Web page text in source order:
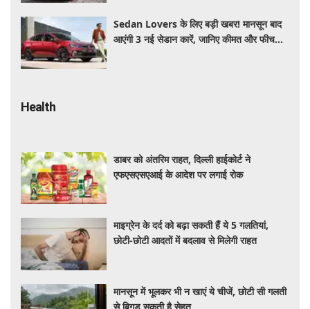
Sedan Lovers के लिए बड़ी खबर! मानसून बाद
आएंगी 3 नई सेडान कारें, जानिए कीमत और फीचर्स
Health
डाबर को अंतरिम राहत, दिल्ली हाईकोर्ट ने
एफएसएसएआई के आदेश पर लगाई रोक
माइग्रेन के दर्द को बढ़ा सकती हैं ये 5 गलतियां,
छोटी-छोटी आदतों में बदलाव से मिलेगी राहत
मानसून में भूलकर भी न खाएं ये चीजें, छोटी सी गलती
से बिगड़ सकती है सेहत